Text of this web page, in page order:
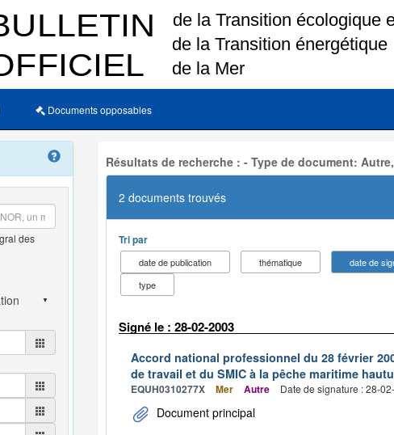
Documents opposables
des
Résultats de recherche : - Type de document:
2 documents trouvés
Tri par
date de publication thématique
date de
type
Signé le : 28-02-2003
Accord national professionnel du 28 février
de travail et du SMIC à la pêche maritime
EQUH0310277X Mer Autre Date de signature : 28-
Document principal